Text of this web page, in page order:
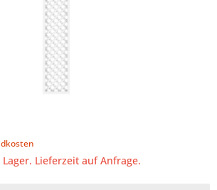
Lieferzeit auf Anfrage.